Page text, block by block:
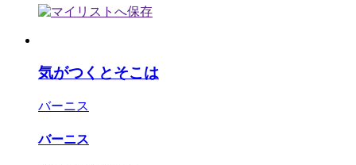
気がつくとそこは
バーニス
バーニス